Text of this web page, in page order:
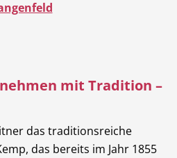
mit Tradition –
das traditionsreiche
das bereits im Jahr 1855